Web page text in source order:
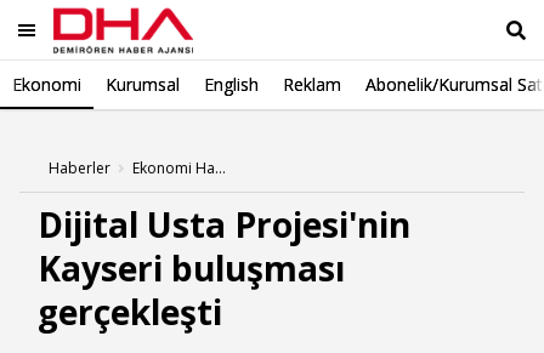
Ekonomi Kurumsal English Reklam Abonelik/Kurumsal
Haberler Ekonomi Haberleri
Dijital Usta Projesi'nin
Kayseri buluşması
gerçekleşti